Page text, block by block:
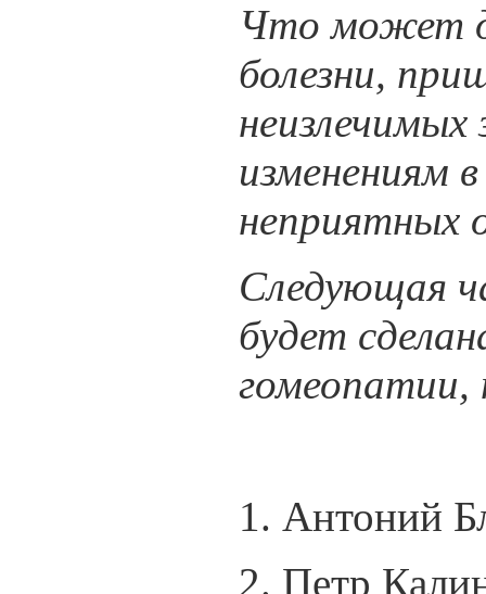
Что может
болезни,
изменениям
неприятных
Следующая
будет
гомеопатии,
1. Антоний
2. Петр